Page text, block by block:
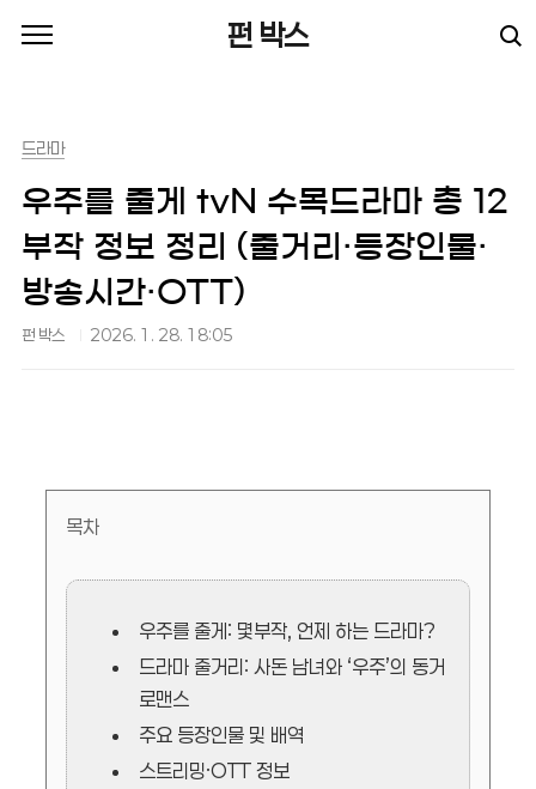
펀 박스
드라마
우주를 줄게 tvN 수목드라마 총 12
부작 정보 정리 (줄거리·등장인물·
방송시간·OTT)
펀 박스 2026. 1. 28. 18:05
목차
우주를 줄게: 몇부작, 언제 하는 드라마?
드라마 줄거리: 사돈 남녀와 ‘우주’의 동거
로맨스
주요 등장인물 및 배역
스트리밍·OTT 정보